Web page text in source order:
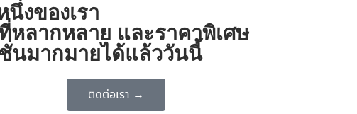
งของเรา
หลากหลาย และราคาพิเศษ
นมากมายได้แล้ววันนี้
ติดต่อเรา →